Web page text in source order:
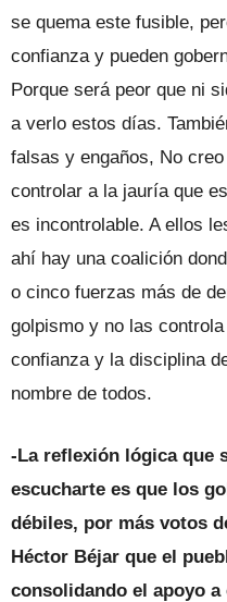
se quema este fusible,
confianza y pueden
Porque será peor que ni
a verlo estos días.
falsas y engaños, No
controlar a la jauría que
es incontrolable. A ellos
ahí hay una coalición
o cinco fuerzas más de
golpismo y no las
confianza y la disciplina
nombre de todos.
-La reflexión lógica que
escucharte es que los
débiles, por más votos
Héctor Béjar que el
consolidando el apoyo